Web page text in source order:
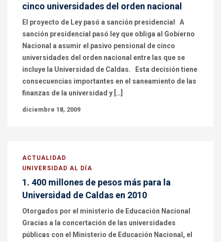
cinco universidades del orden nacional
El proyecto de Ley pasó a sanción presidencial A
sanción presidencial pasó ley que obliga al Gobierno
Nacional a asumir el pasivo pensional de cinco
universidades del orden nacional entre las que se
incluye la Universidad de Caldas. Esta decisión tiene
consecuencias importantes en el saneamiento de las
finanzas de la universidad y […]
diciembre 18, 2009
ACTUALIDAD
UNIVERSIDAD AL DÍA
1. 400 millones de pesos más para la
Universidad de Caldas en 2010
Otorgados por el ministerio de Educación Nacional
Gracias a la concertación de las universidades
públicas con el Ministerio de Educación Nacional, el